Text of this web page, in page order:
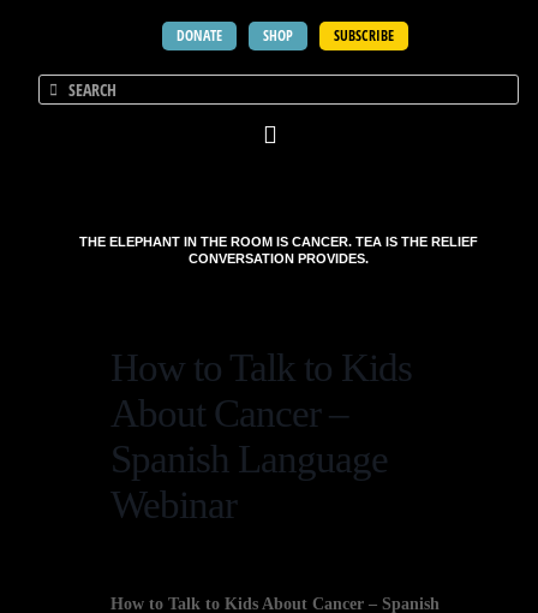
DONATE SHOP SUBSCRIBE
THE ELEPHANT IN THE ROOM IS CANCER. TEA IS THE RELIEF
CONVERSATION PROVIDES.
How to Talk to Kids
About Cancer –
Spanish Language
Webinar
How to Talk to Kids About Cancer – Spanish